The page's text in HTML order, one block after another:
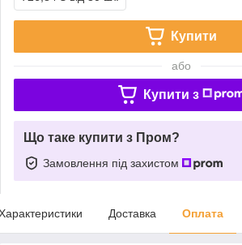
Купити
або
Купити з
Що таке купити з Пром?
Замовлення під захистом
Доставка Оплата